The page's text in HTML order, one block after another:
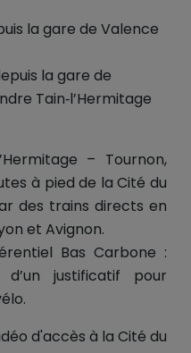
la gare de Valence
la gare de
Tain‑l’Hermitage
– Tournon,
à pied de la Cité du
des trains directs en
et Avignon.
Bas Carbone :
justificatif pour
d'accès à la Cité du